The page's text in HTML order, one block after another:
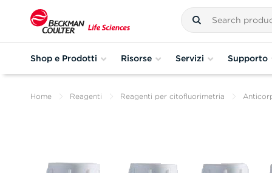
Shop e Prodotti Risorse Servizi Supporto
Home Reagenti Reagenti per citofluorimetria